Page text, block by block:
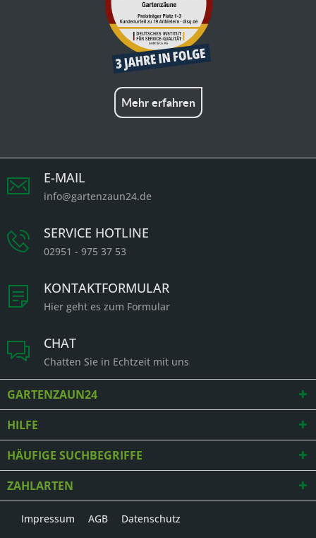
Mehr erfahren
E-MAIL
info@gartenzaun24.de
SERVICE HOTLINE
02951 - 975 37 53
KONTAKTFORMULAR
Hier geht es zum Formular
CHAT
Chatten Sie in Echtzeit mit uns
GARTENZAUN24
HILFE
HÄUFIGE SUCHBEGRIFFE
ZAHLARTEN
Impressum AGB Datenschutz